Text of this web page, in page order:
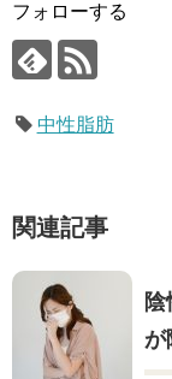
フォローする
中性脂肪
関連記事
が